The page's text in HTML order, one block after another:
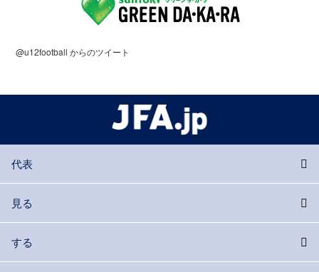
@u12football からのツイート
代表
見る
する